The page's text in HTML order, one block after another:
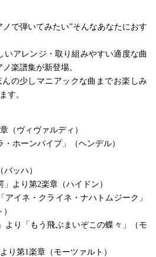
で弾いてみたい”そんなあなたにおす
いアレンジ・取り組みやすい適度な曲
楽譜集が新登場。
の少しマニアックな曲までお楽しみ
す。
（ヴィヴァルディ）
ホーンパイプ」（ヘンデル）
ッハ）
より第2楽章（ハイドン）
イネ・クライネ・ナハトムジーク」
より「もう飛ぶまいぞこの蝶々」（モ
り第1楽章（モーツァルト）